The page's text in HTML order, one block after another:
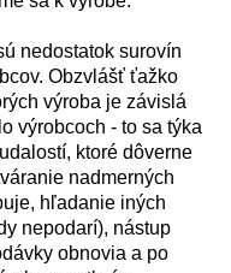
ú nedostatok surovín
Obzvl ášť ťažko
ých výroba je závisl á
lo výrobcoch - to sa týka
í, ktoré dôverne
áranie nadmerných
hľadanie iných
nepodarí), nástup
ávky obnovia a po